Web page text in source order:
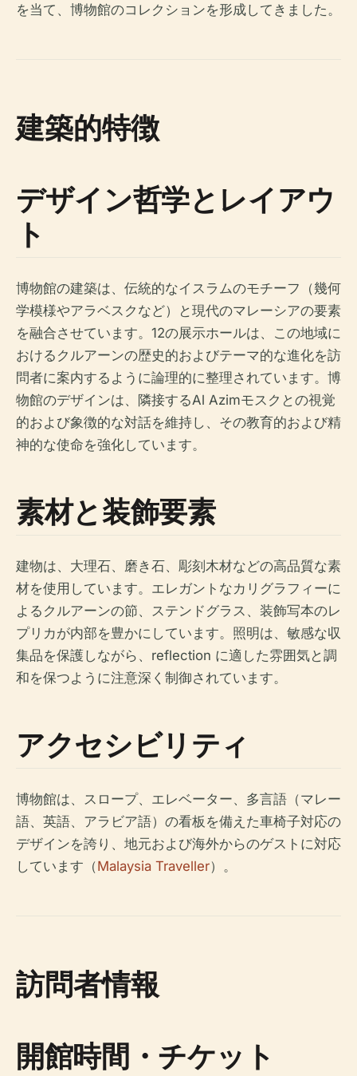
を当て、博物館のコレクションを形成してきました。
建築的特徴
デザイン哲学とレイアウ
ト
博物館の建築は、伝統的なイスラムのモチーフ（幾何
学模様やアラベスクなど）と現代のマレーシアの要素
を融合させています。12の展示ホールは、この地域に
おけるクルアーンの歴史的およびテーマ的な進化を訪
問者に案内するように論理的に整理されています。博
物館のデザインは、隣接するAl Azimモスクとの視覚
的および象徴的な対話を維持し、その教育的および精
神的な使命を強化しています。
素材と装飾要素
建物は、大理石、磨き石、彫刻木材などの高品質な素
材を使用しています。エレガントなカリグラフィーに
よるクルアーンの節、ステンドグラス、装飾写本のレ
プリカが内部を豊かにしています。照明は、敏感な収
集品を保護しながら、reflection に適した雰囲気と調
和を保つように注意深く制御されています。
アクセシビリティ
博物館は、スロープ、エレベーター、多言語（マレー
語、英語、アラビア語）の看板を備えた車椅子対応の
デザインを誇り、地元および海外からのゲストに対応
しています（Malaysia Traveller）。
訪問者情報
開館時間・チケット